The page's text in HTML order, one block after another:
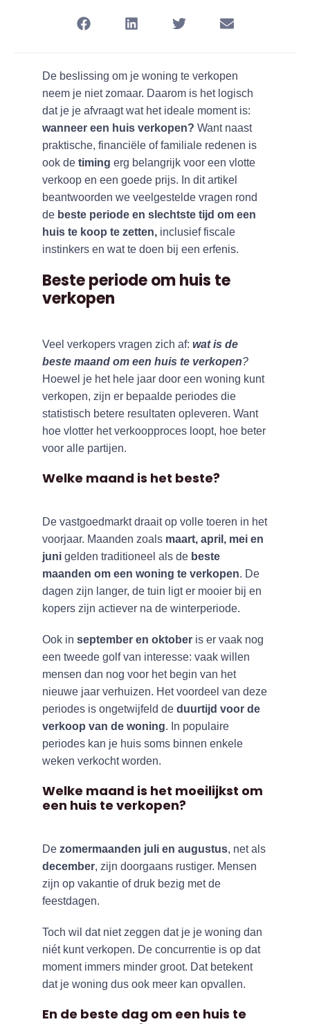
De beslissing om je woning te verkopen
neem je niet zomaar. Daarom is het logisch
dat je je afvraagt wat het ideale moment is:
wanneer een huis verkopen? Want naast
praktische, financiële of familiale redenen is
ook de timing erg belangrijk voor een vlotte
verkoop en een goede prijs. In dit artikel
beantwoorden we veelgestelde vragen rond
de beste periode en slechtste tijd om een
huis te koop te zetten,inclusief fiscale
instinkers en wat te doen bij een erfenis.
Beste periode om huis te
verkopen
Veel verkopers vragen zich af: wat is de
beste maand om een huis te verkopen?
Hoewel je het hele jaar door een woning kunt
verkopen, zijn er bepaalde periodes die
statistisch betere resultaten opleveren. Want
hoe vlotter het verkoopproces loopt, hoe beter
voor alle partijen.
Welke maand is het beste?
De vastgoedmarkt draait op volle toeren in het
voorjaar. Maanden zoals maart, april, mei en
junigelden traditioneel als de beste
maanden om een woning te verkopen. De
dagen zijn langer, de tuin ligt er mooier bij en
kopers zijn actiever na de winterperiode.
Ook in september en oktoberis er vaak nog
een tweede golf van interesse: vaak willen
mensen dan nog voor het begin van het
nieuwe jaar verhuizen. Het voordeel van deze
periodes is ongetwijfeld de duurtijd voor de
verkoop van de woning. In populaire
periodes kan je huis soms binnen enkele
weken verkocht worden.
Welke maand is het moeilijkst om
een huis te verkopen?
De zomermaanden juli en augustus, net als
december, zijn doorgaans rustiger. Mensen
zijn op vakantie of druk bezig met de
feestdagen.
Toch wil dat niet zeggen dat je je woning dan
niét kunt verkopen. De concurrentie is op dat
moment immers minder groot. Dat betekent
dat je woning dus ook meer kan opvallen.
En de beste dag om een huis te